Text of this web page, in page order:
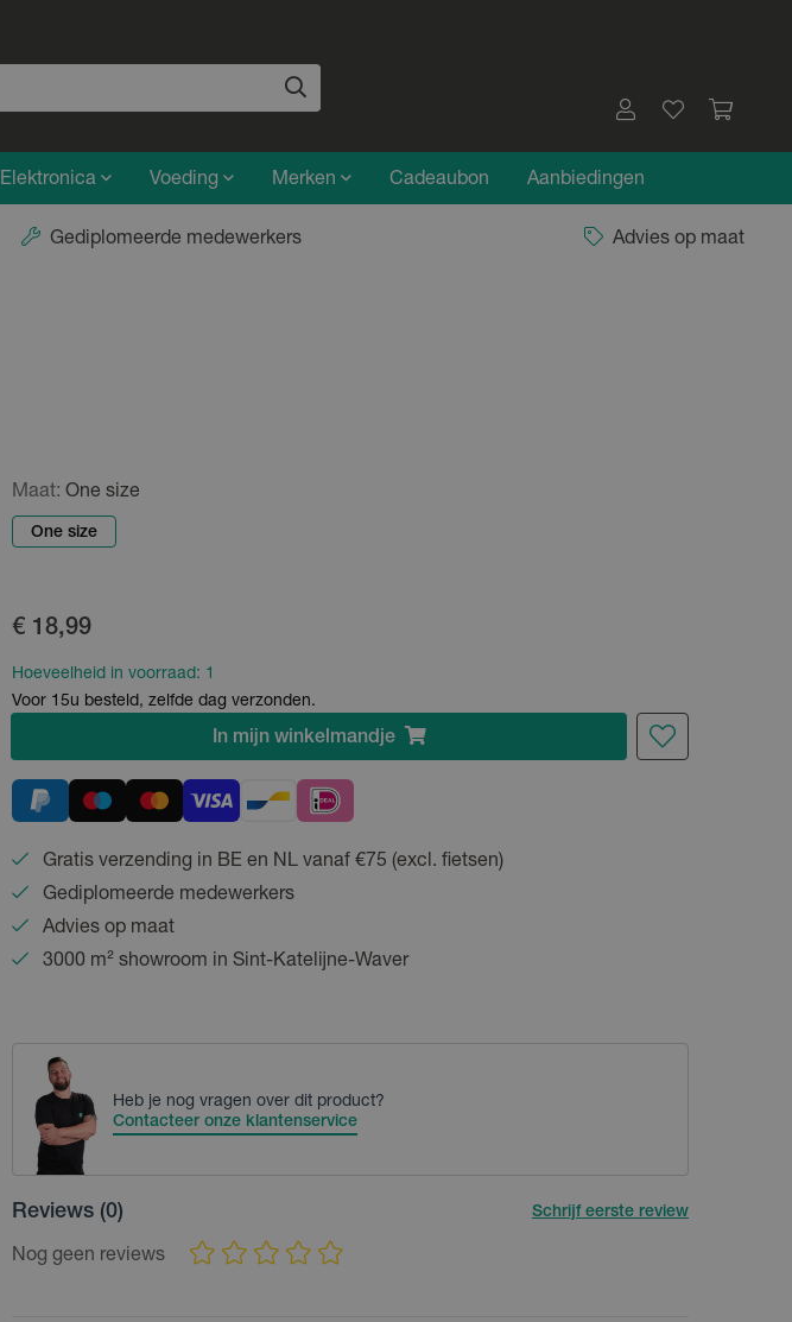
Elektronica Voeding Merken Cadeaubon Aanbiedingen
Gediplomeerde medewerkers Advies op maat
Maat: One size
One size
€ 18,99
Hoeveelheid in voorraad: 1
Voor 15u besteld, zelfde dag verzonden.
In mijnwinkelmandje
Gratis verzending in BE en NL vanaf €75 (excl. fietsen)
Gediplomeerde medewerkers
Advies op maat
3000 m² showroom in Sint-Katelijne-Waver
Heb je nog vragen over dit product?
Contacteer onze klantenservice
Reviews (0) Schrijf eerste review
Nog geen reviews